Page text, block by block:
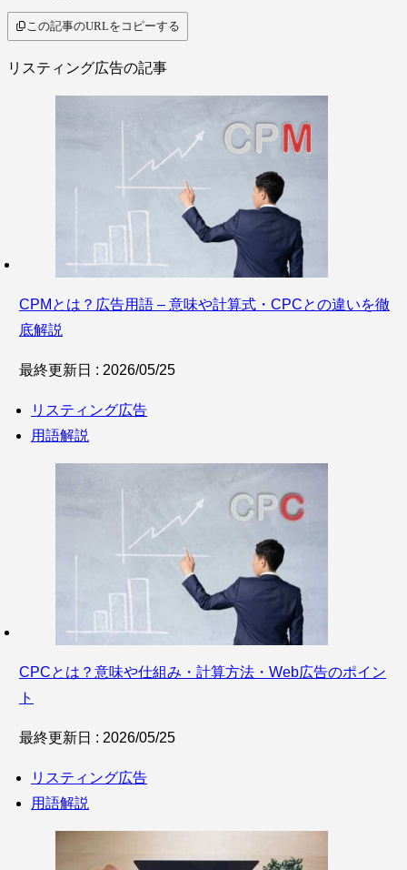
この記事のURLをコピーする
リスティング広告の記事
CPMとは？広告用語 – 意味や計算式・CPCとの違いを徹
底解説
最終更新日 : 2026/05/25
リスティング広告
用語解説
CPCとは？意味や仕組み・計算方法・Web広告のポイン
ト
最終更新日 : 2026/05/25
リスティング広告
用語解説